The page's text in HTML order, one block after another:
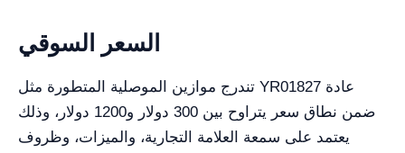
السعر السوقي
تندرج موازين الموصلية المتطورة مثل YR01827 عادة
ضمن نطاق سعر يتراوح بين 300 دولار و1200 دولار، وذلك
يعتمد على سمعة العلامة التجارية، والميزات، وظروف